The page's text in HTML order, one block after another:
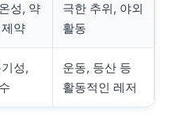
성, 약
약
극한 추위, 야외
활동
성,
운동, 등산 등
활동적인 레저